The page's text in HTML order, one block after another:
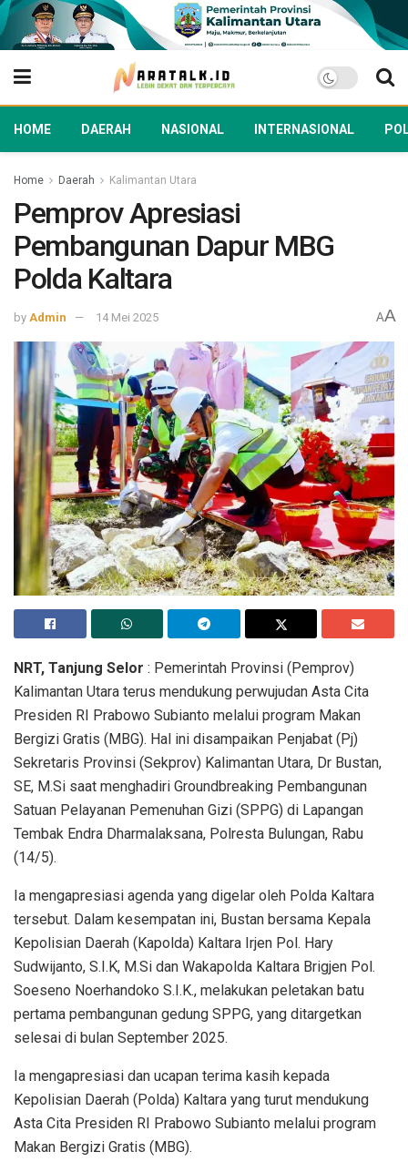
HOME DAERAH NASIONAL INTERNASIONAL
Home Daerah Kalimantan Utara
Pemprov Apresiasi
Pembangunan Dapur MBG
Polda Kaltara
by Admin 14 Mei 2025 AA
NRT, Tanjung Selor : Pemerintah Provinsi (Pemprov)
Kalimantan Utara terus mendukung perwujudan Asta Cita
Presiden RI Prabowo Subianto melalui program Makan
Bergizi Gratis (MBG). Hal ini disampaikan Penjabat (Pj)
Sekretaris Provinsi (Sekprov) Kalimantan Utara, Dr Bustan,
SE, M.Si saat menghadiri Groundbreaking Pembangunan
Satuan Pelayanan Pemenuhan Gizi (SPPG) di Lapangan
Tembak Endra Dharmalaksana, Polresta Bulungan, Rabu
(14/5).
Ia mengapresiasi agenda yang digelar oleh Polda Kaltara
tersebut. Dalam kesempatan ini, Bustan bersama Kepala
Kepolisian Daerah (Kapolda) Kaltara Irjen Pol. Hary
Sudwijanto, S.I.K, M.Si dan Wakapolda Kaltara Brigjen Pol.
Soeseno Noerhandoko S.I.K., melakukan peletakan batu
pertama pembangunan gedung SPPG, yang ditargetkan
selesai di bulan September 2025.
Ia mengapresiasi dan ucapan terima kasih kepada
Kepolisian Daerah (Polda) Kaltara yang turut mendukung
Asta Cita Presiden RI Prabowo Subianto melalui program
Makan Bergizi Gratis (MBG).